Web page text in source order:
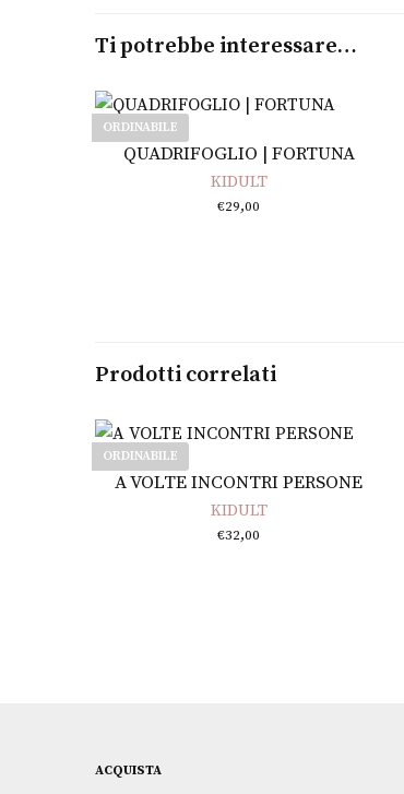
Ti potrebbe interessare…
ORDINABILE
Leggi tutto
QUADRIFOGLIO | FORTUNA
KIDULT
€29,00
Prodotti correlati
ORDINABILE
A VOLTE INCONTRI PERSONE
KIDULT
€32,00
ACQUISTA